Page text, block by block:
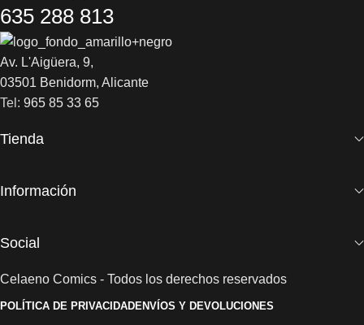
635 288 813
Av. L'Aigüera, 9,
03501 Benidorm, Alicante
Tel: 965 85 33 65
Tienda
Información
Social
Celaeno Comics - Todos los derechos reservados
POLÍTICA DE PRIVACIDADENVÍOS Y DEVOLUCIONES